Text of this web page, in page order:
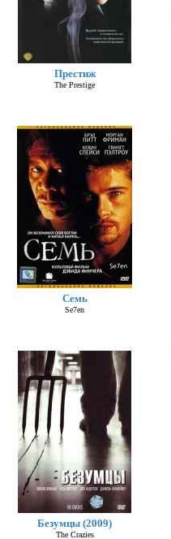
Престиж
The Prestige
Семь
Se7en
Безумцы (2009)
The Crazies